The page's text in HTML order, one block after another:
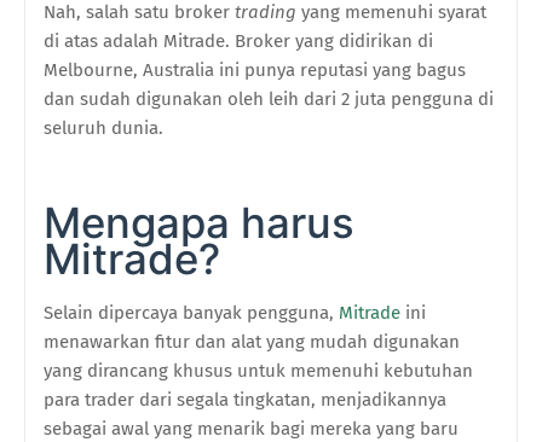
Nah, salah satu broker trading yang memenuhi syarat
di atas adalah Mitrade. Broker yang didirikan di
Melbourne, Australia ini punya reputasi yang bagus
dan sudah digunakan oleh leih dari 2 juta pengguna di
seluruh dunia.
Mengapa harus
Mitrade?
Selain dipercaya banyak pengguna, Mitrade ini
menawarkan fitur dan alat yang mudah digunakan
yang dirancang khusus untuk memenuhi kebutuhan
para trader dari segala tingkatan, menjadikannya
sebagai awal yang menarik bagi mereka yang baru